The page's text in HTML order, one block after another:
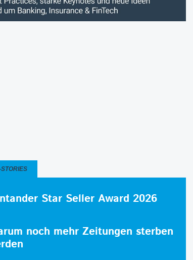
STORIES
Star Seller Award 2026
noch mehr Zeitungen sterben